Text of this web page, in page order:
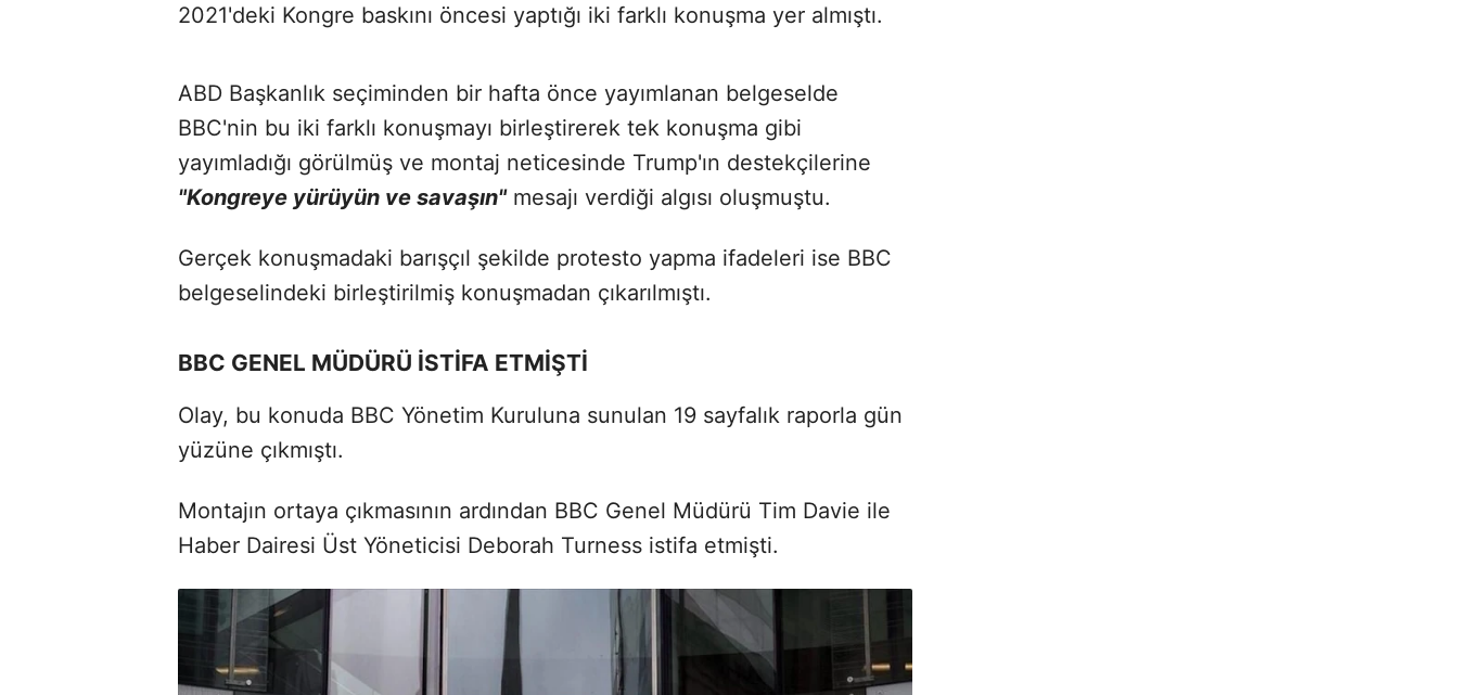
2021'deki Kongre baskını öncesi yaptığı iki farklı konuşma yer almıştı.
ABD Başkanlık seçiminden bir hafta önce yayımlanan belgeselde
BBC'nin bu iki farklı konuşmayı birleştirerek tek konuşma gibi
yayımladığı görülmüş ve montaj neticesinde Trump'ın destekçilerine
"Kongreye yürüyün ve savaşın"mesajı verdiği algısı oluşmuştu.
Gerçek konuşmadaki barışçıl şekilde protesto yapma ifadeleri ise BBC
belgeselindeki birleştirilmiş konuşmadan çıkarılmıştı.
BBC GENEL MÜDÜRÜ İSTİFA ETMİŞTİ
Olay, bu konuda BBC Yönetim Kuruluna sunulan 19 sayfalık raporla gün
yüzüne çıkmıştı.
Montajın ortaya çıkmasının ardından BBC Genel Müdürü Tim Davie ile
Haber Dairesi Üst Yöneticisi Deborah Turness istifa etmişti.